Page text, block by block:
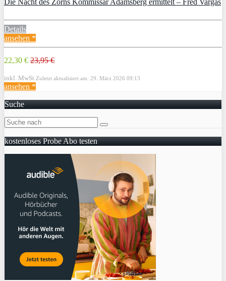
Details
ansehen *
22,30 € 23,95 €
inkl. MwSt. Zuletzt aktualisiert am: 29. März 2026 09:13
ansehen *
Suche
kostenloses Probe Abo testen